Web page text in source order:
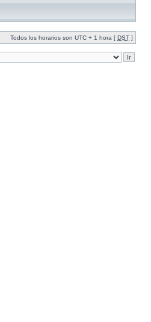
Todos los horarios son UTC + 1 hora [ DST ]